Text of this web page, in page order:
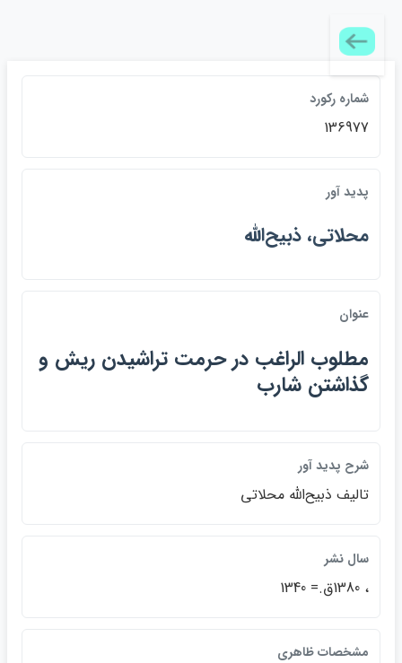
شماره ركورد
136977
پديد آور
محلاتي، ذبيح‌الله
عنوان
مطلوب الراغب در حرمت تراشيدن ريش و
گذاشتن شارب
شرح پديد آور
تاليف ذبيح‌الله محلاتي
سال نشر
، 1380ق.= 1340
مشخصات ظاهري